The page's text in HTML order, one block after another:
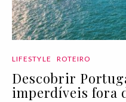
LIFESTYLE ROTEIRO
Descobrir
imperdíveis fora